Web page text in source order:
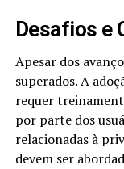
Desafios e
Apesar dos
superados. A
requer
por parte dos
relacionadas à
devem ser